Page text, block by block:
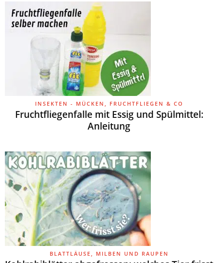
INSEKTEN - MÜCKEN, FRUCHTFLIEGEN & CO
Fruchtfliegenfalle mit Essig und Spülmittel:
Anleitung
BLATTLÄUSE, MILBEN UND RAUPEN